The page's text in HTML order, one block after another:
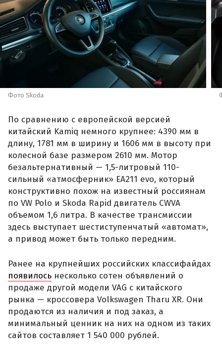
Фото Skoda
По сравнению с европейской версией
китайский Kamiq немного крупнее: 4390 мм в
длину, 1781 мм в ширину и 1606 мм в высоту при
колесной базе размером 2610 мм. Мотор
безальтернативный — 1,5-литровый 110-
сильный «атмосферник» ЕА211 evo, который
конструктивно похож на известный россиянам
по VW Polo и Skoda Rapid двигатель CWVA
объемом 1,6 литра. В качестве трансмиссии
здесь выступает шестиступенчатый «автомат»,
а привод может быть только передним.
Ранее на крупнейших российских классифайдах
появилось несколько сотен объявлений о
продаже другой модели VAG с китайского
рынка — кроссовера Volkswagen Tharu XR. Они
продаются из наличия и под заказ, а
минимальный ценник на них на одном из таких
сайтов составляет 1 540 000 рублей.